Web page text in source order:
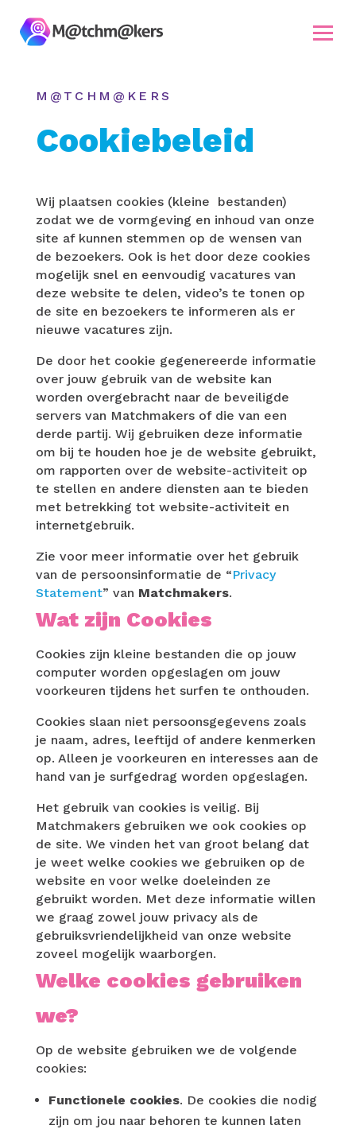
M@TCHM@KERS
Cookiebeleid
Wij plaatsen cookies (kleine bestanden)
zodat we de vormgeving en inhoud van onze
site af kunnen stemmen op de wensen van
de bezoekers. Ook is het door deze cookies
mogelijk snel en eenvoudig vacatures van
deze website te delen, video’s te tonen op
de site en bezoekers te informeren als er
nieuwe vacatures zijn.
De door het cookie gegenereerde informatie
over ​jouw gebruik van de website kan
worden overgebracht naar de beveiligde
servers van Matchmakers of die van een
derde partij. Wij gebruiken deze informatie
om bij te houden hoe je de website gebruikt,
om rapporten over de website-activiteit op
te stellen en andere diensten aan te bieden
met betrekking tot website-activiteit en
internetgebruik.
Zie voor meer informatie over het gebruik
van de persoonsinformatie de “Privacy
Statement” van Matchmakers.
Wat zijn Cookies
Cookies zijn kleine bestanden die op jouw
computer worden opgeslagen om jouw
voorkeuren tijdens het surfen te onthouden.
Cookies slaan niet persoonsgegevens zoals
je naam, adres, leeftijd of andere kenmerken
op. Alleen je voorkeuren en interesses aan de
hand van je surfgedrag worden opgeslagen.
Het gebruik van cookies is veilig. Bij
Matchmakers gebruiken we ook cookies op
de site. We vinden het van groot belang dat
je weet welke cookies we gebruiken op de
website en voor welke doeleinden ze
gebruikt worden. Met deze informatie willen
we graag zowel jouw privacy als de
gebruiksvriendelijkheid van onze website
zoveel mogelijk waarborgen.
Welke cookies gebruiken
we?
Op de website gebruiken we de volgende
cookies:
Functionele cookies​. De cookies die nodig
zijn om jou naar behoren te kunnen laten